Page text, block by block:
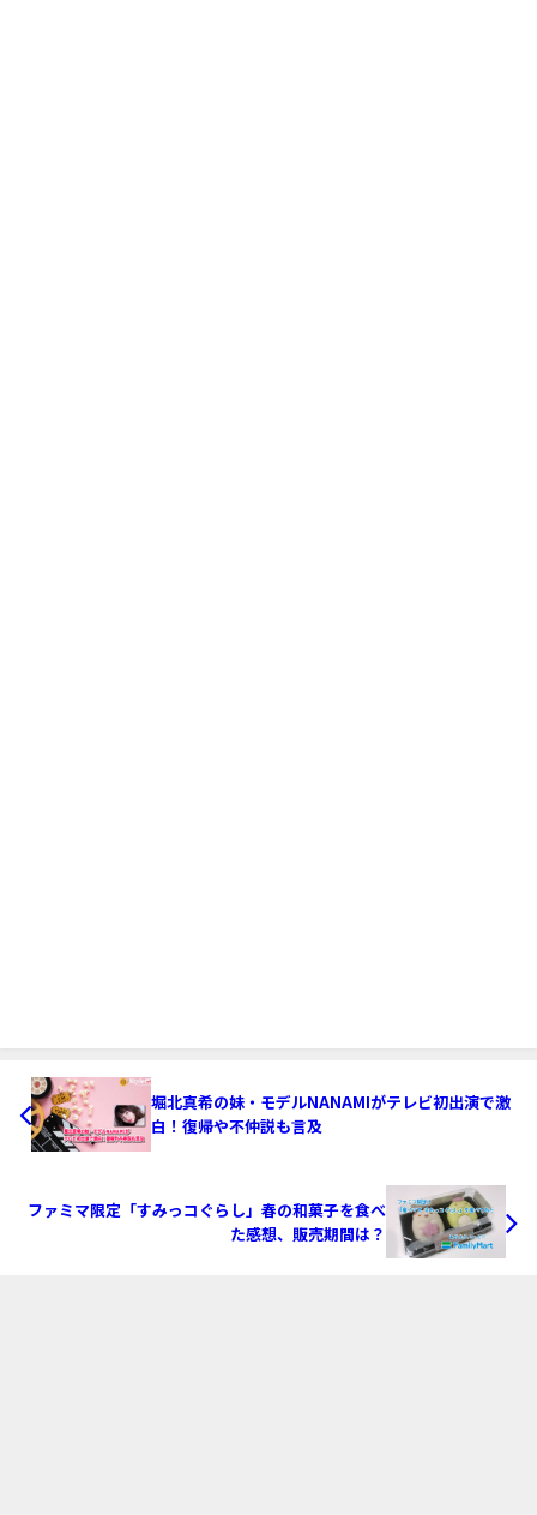
堀北真希の妹・モデルNANAMIがテレビ初出演で激
白！復帰や不仲説も言及
ファミマ限定「すみっコぐらし」春の和菓子を食べ
た感想、販売期間は？